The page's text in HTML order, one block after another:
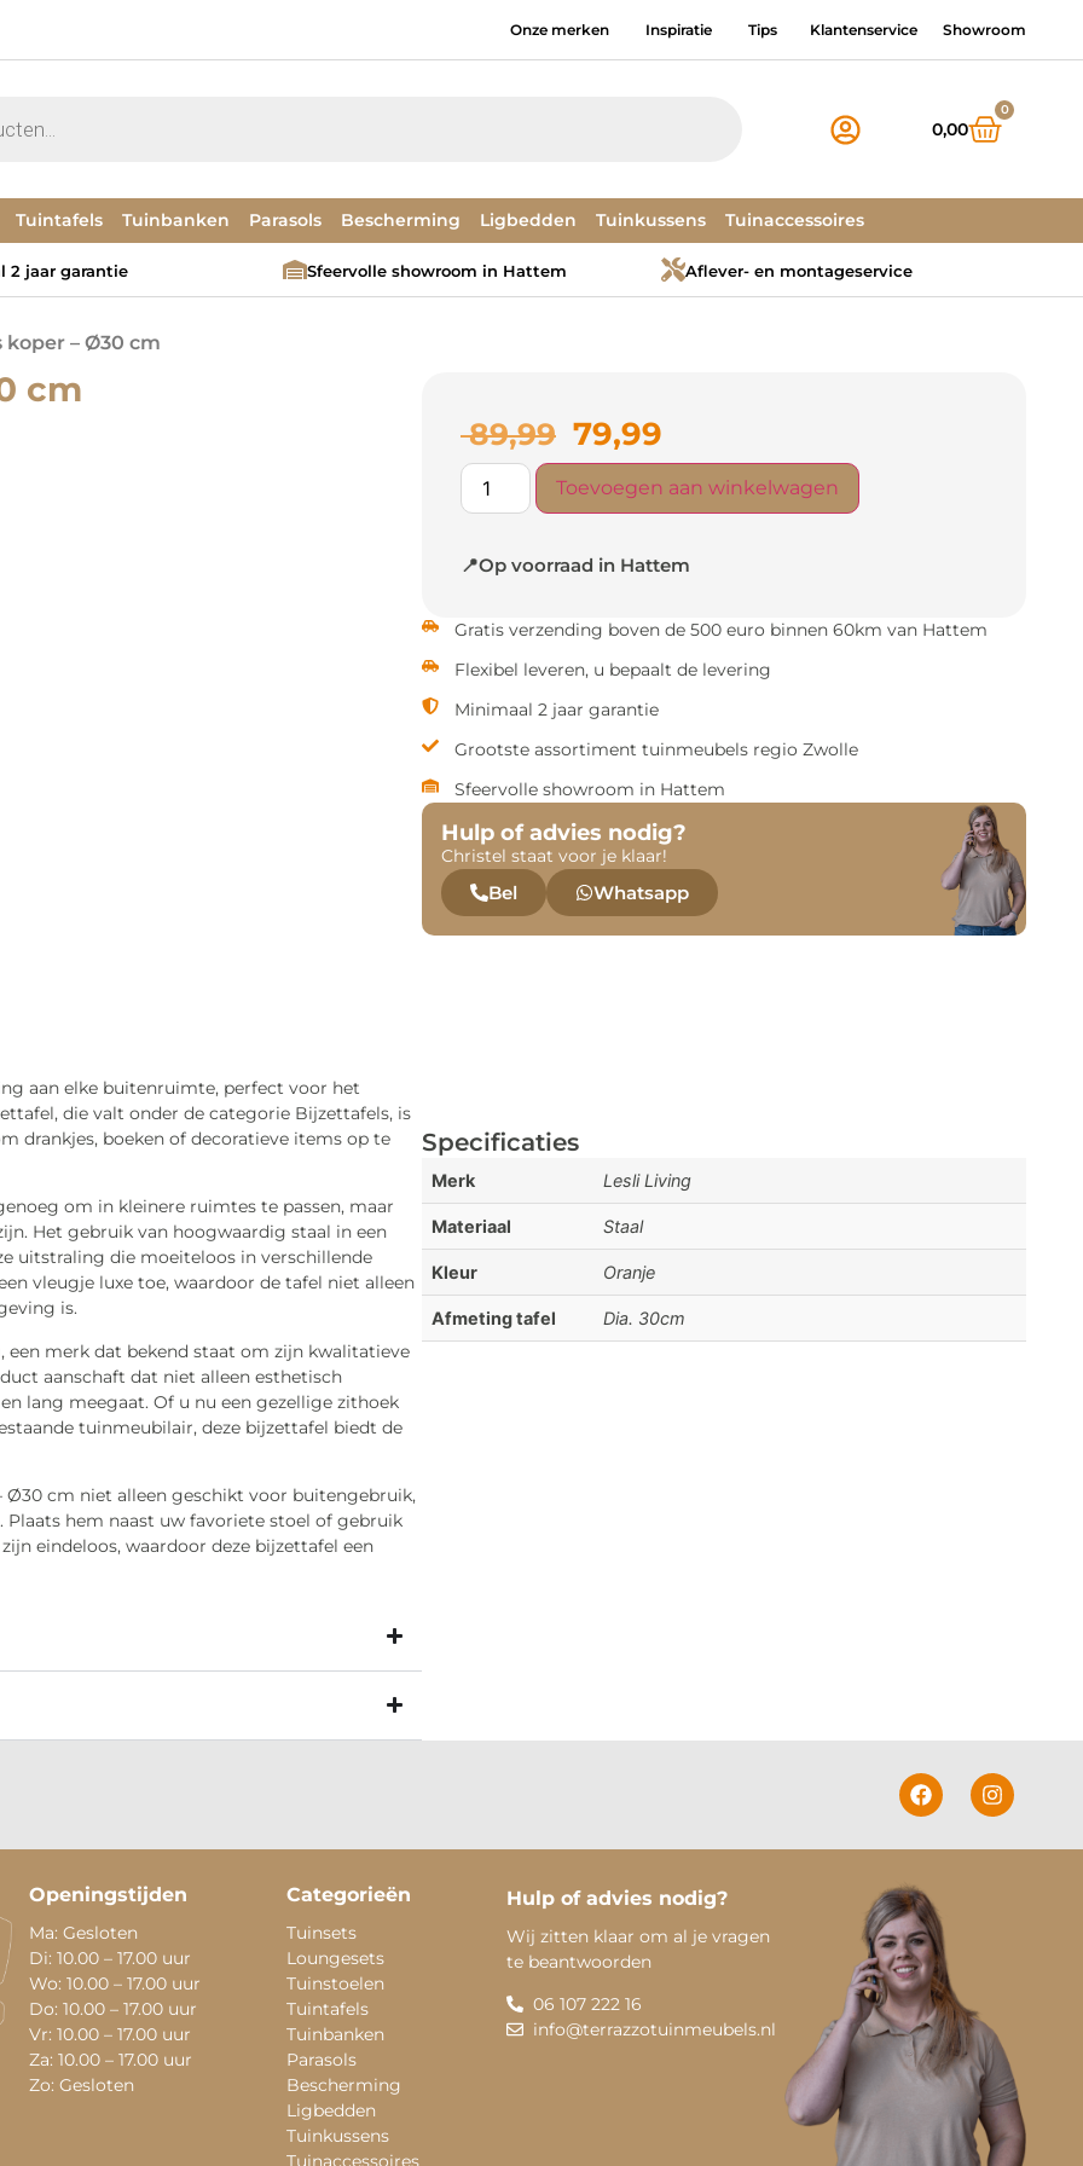
Onze merken Inspiratie Tips Klantenservice Showroom
0,00
0
Tuintafels Tuinbanken Parasols Bescherming Ligbedden Tuinkussens Tuinaccessoires
2 jaar garantie Sfeervolle showroom in Hattem Aflever- en montageservice
– Ø30 cm
cm
89,99 79,99
Toevoegen aan winkelwagen
📍Op voorraad in Hattem
Gratis verzending boven de 500 euro binnen 60km van Hattem
Flexibel leveren, u bepaalt de levering
Minimaal 2 jaar garantie
Grootste assortiment tuinmeubels regio Zwolle
Sfeervolle showroom in Hattem
Hulp of advies nodig?
Christel staat voor je klaar!
Bel Whatsapp
aan elke buitenruimte, perfect voor het
die valt onder de categorie Bijzettafels, is
drankjes, boeken of decoratieve items op te
om in kleinere ruimtes te passen, maar
Het gebruik van hoogwaardig staal in een
uitstraling die moeiteloos in verschillende
vleugje luxe toe, waardoor de tafel niet alleen
is.
merk dat bekend staat om zijn kwalitatieve
aanschaft dat niet alleen esthetisch
lang meegaat. Of u nu een gezellige zithoek
tuinmeubilair, deze bijzettafel biedt de
Ø30 cm niet alleen geschikt voor buitengebruik,
hem naast uw favoriete stoel of gebruik
eindeloos, waardoor deze bijzettafel een
Specificaties
Merk Lesli Living
Materiaal Staal
Kleur Oranje
Afmeting tafel Dia. 30cm
Openingstijden
Ma: Gesloten
Di: 10.00 – 17.00 uur
Wo: 10.00 – 17.00 uur
Do: 10.00 – 17.00 uur
Vr: 10.00 – 17.00 uur
Za: 10.00 – 17.00 uur
Zo: Gesloten
Categorieën
Tuinsets
Loungesets
Tuinstoelen
Tuintafels
Tuinbanken
Parasols
Bescherming
Ligbedden
Tuinkussens
Tuinaccessoires
Hulp of advies nodig?
Wij zitten klaar om al je vragen
te beantwoorden
06 107 222 16
info@terrazzotuinmeubels.nl